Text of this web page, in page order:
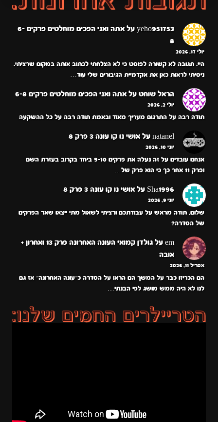
yeho951753 על
אתה ואני הפכים מוחלטים פרקים 6-
8
יולי 17, 2026
היי. תגובה לא קשורה לפוסט כי לא הצלחתי לכתוב אותה במקום שרציתי.
ניסיתי לראות כאן את אקדמיית הגיבורים שלי עוד…
הראל שוחט על אתה ואני הפכים מוחלטים פרקים 6-8
יולי 2, 2026
תודה רבה על התרגום מעריך מאוד ובאמת תודה רבה על כל ההשקעה
natanel על אושי נו קו עונה 3 פרק 8
יוני 10, 2026
אנחנו עובדים על זה נעלה את פרקים 9-10 ביחד בקרוב בעזרת השם
ופרק 11 אחר כך כי הוא פרק של…
Sha1996 על אושי נו קו עונה 3 פרק 8
יוני 9, 2026
שלום, תודה מראש על עבודתכם ורציתי לשאול מתי ייצאו שאר הפרקים
של הסדרה?
em על
גולדן קמואי העונה האחרונה פרק 13 ואחרון +
אובה
אפריל 11, 2026
הם הכריזו כבר על המשך הם הראו על הסדרה כ״עונה האחרונה״ אז גם
לנו לא היה ממש מושג לפי הבנתי…